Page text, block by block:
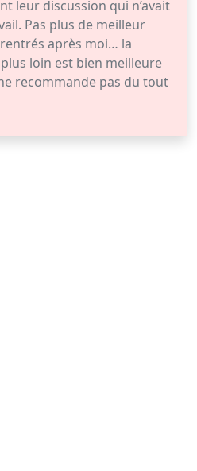
leur discussion qui n’avait
Pas plus de meilleur
après moi… la
loin est bien meilleure
recommande pas du tout